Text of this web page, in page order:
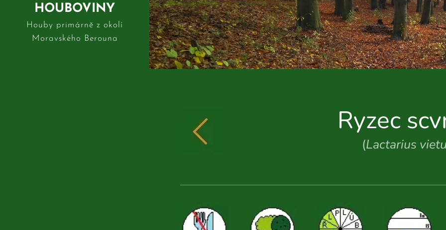
HOUBOVINY
Houby primárně z okolí
Moravského Berouna
Ryzec
(Lactarius